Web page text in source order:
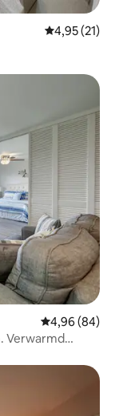
Gemiddelde
4,95 (21)
Gemiddelde
4,96 (84)
Verwarmd